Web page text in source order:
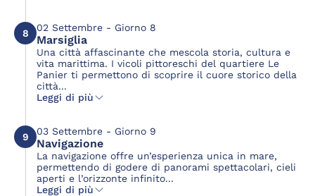
8 02 Settembre - Giorno 8
Marsiglia
Una città affascinante che mescola storia, cultura e
vita marittima. I vicoli pittoreschi del quartiere Le
Panier ti permettono di scoprire il cuore storico della
città...
Leggi di più
9 03 Settembre - Giorno 9
Navigazione
La navigazione offre un’esperienza unica in mare,
permettendo di godere di panorami spettacolari, cieli
aperti e l’orizzonte infinito...
Leggi di più